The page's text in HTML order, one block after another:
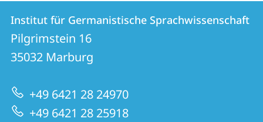
Kontakt
und
Informationen
zur
Website
Kontaktinformationen
Institut
für
Germanistische
Sprachwissenschaft
Institut für Germanistische Sprachwissenschaft
Pilgrimstein 16
35032 Marburg
+49 6421 28 24970
+49 6421 28 25918